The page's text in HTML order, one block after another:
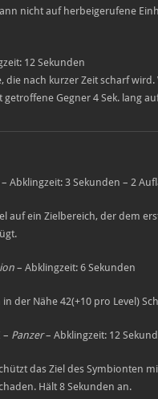
nicht auf herbeigerufene
12 Sekunden
die nach kurzer Zeit scharf wird.
Gegner 4 Sek. lang
Abklingzeit: 3 Sekunden – 2
auf ein Zielbereich, der dem
– Abklingzeit: 6 Sekunden
der Nähe 42(+10 pro Level)
– Panzer– Abklingzeit: 12
das Ziel des Symbionten
Hält 8 Sekunden an.